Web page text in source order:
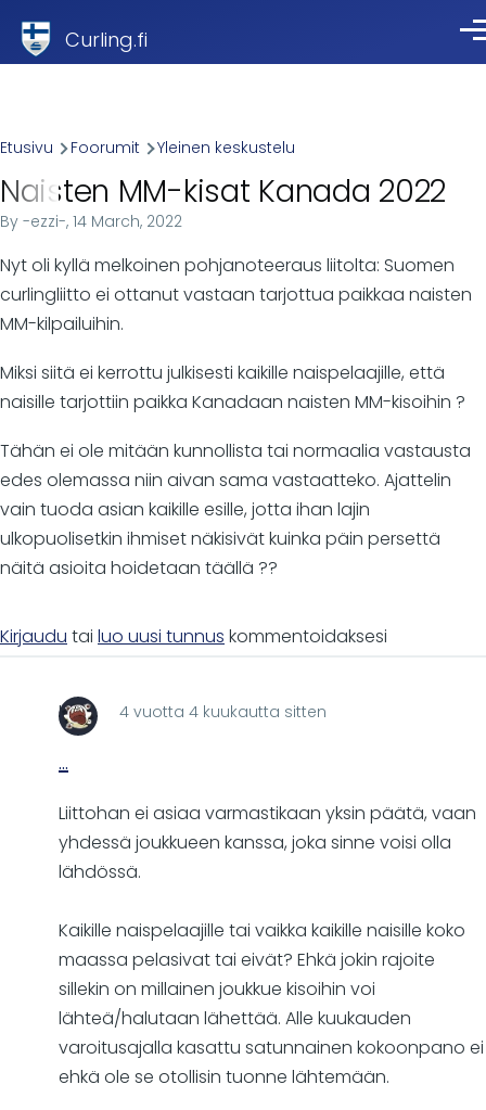
Curling.fi
Breadcrumb
Etusivu Foorumit Yleinen keskustelu
Naisten MM-kisat Kanada 2022
By -ezzi-, 14 March, 2022
Nyt oli kyllä melkoinen pohjanoteeraus liitolta: Suomen
curlingliitto ei ottanut vastaan tarjottua paikkaa naisten
MM-kilpailuihin.
Miksi siitä ei kerrottu julkisesti kaikille naispelaajille, että
naisille tarjottiin paikka Kanadaan naisten MM-kisoihin ?
Tähän ei ole mitään kunnollista tai normaalia vastausta
edes olemassa niin aivan sama vastaatteko. Ajattelin
vain tuoda asian kaikille esille, jotta ihan lajin
ulkopuolisetkin ihmiset näkisivät kuinka päin persettä
näitä asioita hoidetaan täällä ??
Kirjaudu tai luo uusi tunnus kommentoidaksesi
Leox 4 vuotta 4 kuukautta sitten
...
Liittohan ei asiaa varmastikaan yksin päätä, vaan
yhdessä joukkueen kanssa, joka sinne voisi olla
lähdössä.
Kaikille naispelaajille tai vaikka kaikille naisille koko
maassa pelasivat tai eivät? Ehkä jokin rajoite
sillekin on millainen joukkue kisoihin voi
lähteä/halutaan lähettää. Alle kuukauden
varoitusajalla kasattu satunnainen kokoonpano ei
ehkä ole se otollisin tuonne lähtemään.